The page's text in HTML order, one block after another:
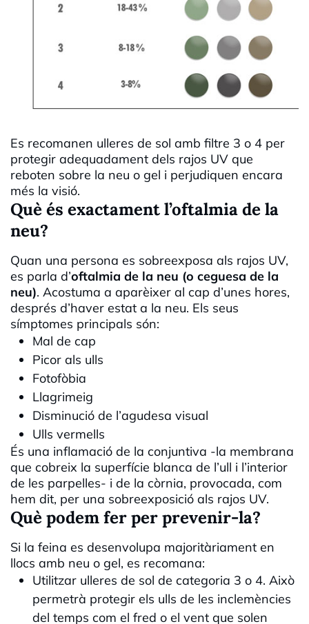
Es recomanen ulleres de sol amb filtre 3 o 4 per
protegir adequadament dels rajos UV que
reboten sobre la neu o gel i perjudiquen encara
més la visió.
Què és exactament l’oftalmia de la
neu?
Quan una persona es sobreexposa als rajos UV,
es parla d’oftalmia de la neu (o ceguesa de la
neu). Acostuma a aparèixer al cap d’unes hores,
després d’haver estat a la neu. Els seus
símptomes principals són:
Mal de cap
Picor als ulls
Fotofòbia
Llagrimeig
Disminució de l’agudesa visual
Ulls vermells
És una inflamació de la conjuntiva -la membrana
que cobreix la superfície blanca de l’ull i l’interior
de les parpelles- i de la còrnia, provocada, com
hem dit, per una sobreexposició als rajos UV.
Què podem fer per prevenir-la?
Si la feina es desenvolupa majoritàriament en
llocs amb neu o gel, es recomana:
Utilitzar ulleres de sol de categoria 3 o 4. Això
permetrà protegir els ulls de les inclemències
del temps com el fred o el vent que solen